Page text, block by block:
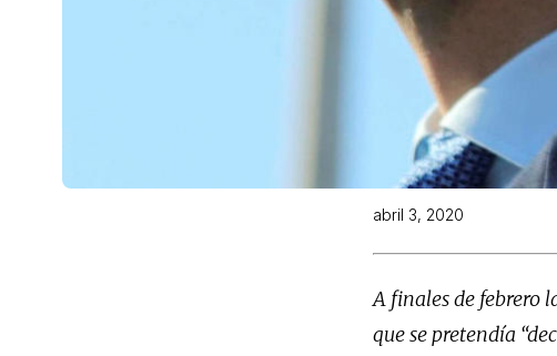
abril 3, 2020
A finales de febrero
que se pretendía